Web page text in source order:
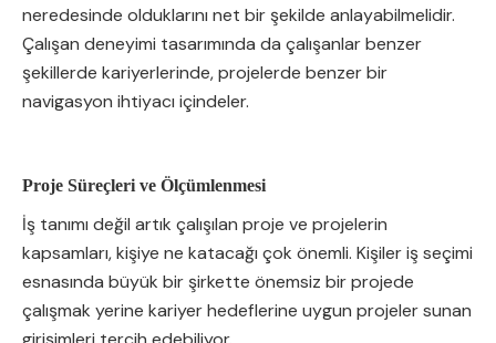
neredesinde olduklarını net bir şekilde anlayabilmelidir.
Çalışan deneyimi tasarımında da çalışanlar benzer
şekillerde kariyerlerinde, projelerde benzer bir
navigasyon ihtiyacı içindeler.
Proje Süreçleri ve Ölçümlenmesi
İş tanımı değil artık çalışılan proje ve projelerin
kapsamları, kişiye ne katacağı çok önemli. Kişiler iş seçimi
esnasında büyük bir şirkette önemsiz bir projede
çalışmak yerine kariyer hedeflerine uygun projeler sunan